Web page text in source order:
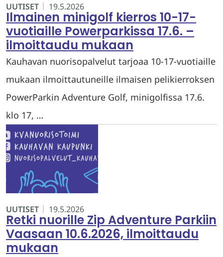
UUTISET 19.5.2026
Ilmainen minigolf kierros 10-17-
vuotiaille Powerparkissa 17.6. –
ilmoittaudu mukaan
Kauhavan nuorisopalvelut tarjoaa 10-17-vuotiaille
mukaan ilmoittautuneille ilmaisen pelikierroksen
PowerParkin Adventure Golf, minigolfissa 17.6.
klo 17, …
UUTISET 19.5.2026
Retki nuorille Zip Adventure Parkiin
Vaasaan 10.6.2026, ilmoittaudu
mukaan